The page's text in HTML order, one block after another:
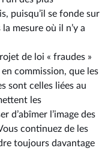
puisqu’il se fonde sur
mesure où il n’y a
de loi « fraudes »
commission, que les
sont celles liées au
les
d’abîmer l’image des
continuez de les
toujours davantage